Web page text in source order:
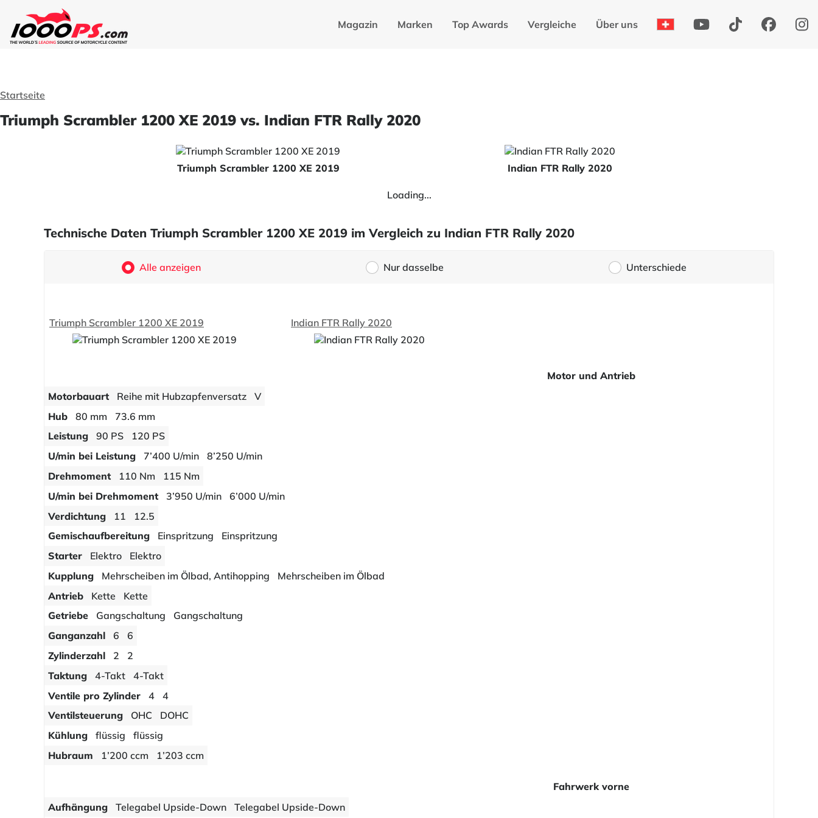
Magazin Marken Top Awards Vergleiche Über uns
Startseite
Triumph Scrambler 1200 XE 2019 vs. Indian FTR Rally 2020
Triumph Scrambler 1200 XE 2019 Indian FTR Rally 2020
Loading...
Technische Daten Triumph Scrambler 1200 XE 2019 im Vergleich zu Indian FTR Rally 2020
Alle anzeigen Nur dasselbe Unterschiede
Triumph Scrambler 1200 XE 2019 Indian FTR Rally 2020
Motor und Antrieb
Motorbauart
Reihe mit Hubzapfenversatz
V
Hub
80 mm
73.6 mm
Leistung
90 PS
120 PS
U/min bei Leistung
7’400 U/min
8’250 U/min
Drehmoment
110 Nm
115 Nm
U/min bei Drehmoment
3’950 U/min
6’000 U/min
Verdichtung
11
12.5
Gemischaufbereitung
Einspritzung
Einspritzung
Starter
Elektro
Elektro
Kupplung
Mehrscheiben im Ölbad, Antihopping
Mehrscheiben im Ölbad
Antrieb
Kette
Kette
Getriebe
Gangschaltung
Gangschaltung
Ganganzahl
6
6
Zylinderzahl
2
2
Taktung
4-Takt
4-Takt
Ventile pro Zylinder
4
4
Ventilsteuerung
OHC
DOHC
Kühlung
flüssig
flüssig
Hubraum
1’200 ccm 1’203 ccm
Fahrwerk vorne
Aufhängung
Telegabel Upside-Down Telegabel Upside-Down